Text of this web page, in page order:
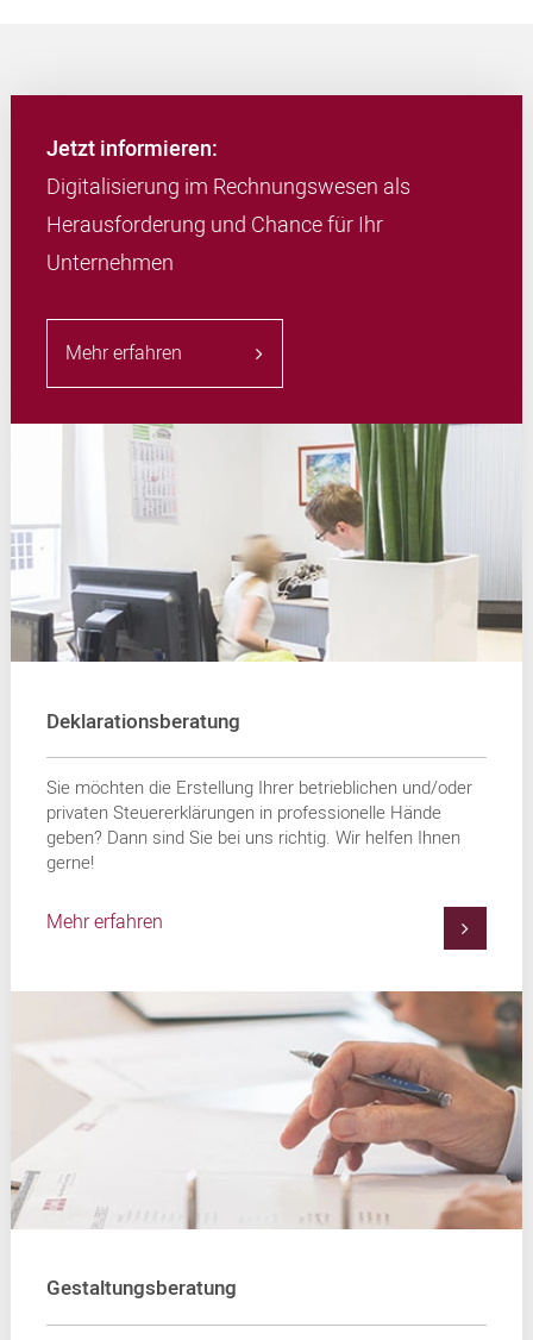
Jetzt informieren:
Digitalisierung im Rechnungswesen als
Herausforderung und Chance für Ihr
Unternehmen
Mehr erfahren
Deklarationsberatung
Sie möchten die Erstellung Ihrer betrieblichen und/oder
privaten Steuererklärungen in professionelle Hände
geben? Dann sind Sie bei uns richtig. Wir helfen Ihnen
gerne!
Mehr erfahren
Gestaltungsberatung